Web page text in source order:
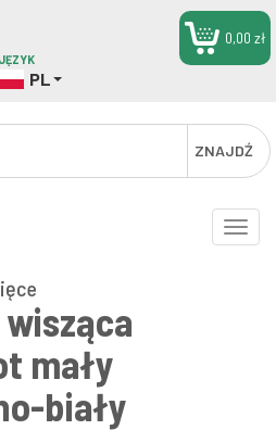
JĘZYK
PL
ZNAJDŹ
0,00 zł
Toggle
mały
biały